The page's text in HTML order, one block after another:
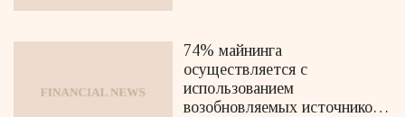
74% майнинга
осуществляется с
использованием
возобновляемых источников